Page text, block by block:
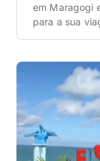
em Maragogi
para a sua
mês de maio
clima e […]